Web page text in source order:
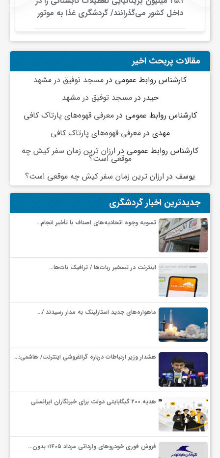
داخل کشور می‌گذرانند/ گردشگری غذا به موتور
جدید سفرهای داخلی تبدیل شد
مقالات پربحث اخیر
کارشناس روابط عمومی در مسجد توفیق در مشهد
حیدر درمسجد توفیق در مشهد
کارشناس روابط عمومی درمعرفی قهوه‌های پارتاک کافی
مهدی درمعرفی قهوه‌های پارتاک کافی
کارشناس روابط عمومی در ارزان ترین زمان سفر کیش چه
موقعی است؟
یوسف در ارزان ترین زمان سفر کیش چه موقعی است؟
جدیدترین اخبار گردشگری
تسویه وجوه اتحادیه‌های اصناف با تأخیر انجام…
اینترنت در تسخیر ربات‌ها / ترافیک بات‌ها…
ماهواره‌های جدید استارلینک به مدار رسیدند /…
هشدار وزیر ارتباطات درباره گرانفروشی اینترنت/ هاشمی:…
هدیه ۲۰۰ گیگابایتی دولت برای خبرنگاران ایرانسلی
فروش فوری خودروهای وارداتی مرداد ۱۴۰۵؛ بدون…